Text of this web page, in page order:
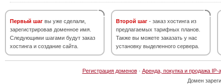
Первый шаг вы уже сделали,
зарегистрировав доменное имя.
Следующими шагами будут заказ
хостинга и создание сайта.
Второй шаг - заказ хостинга из
предлагаемых тарифных планов.
Также вы можете заказать у нас
установку выделенного сервера.
Регистрация доменов· Аренда, покупка и продажа IP-
Домен